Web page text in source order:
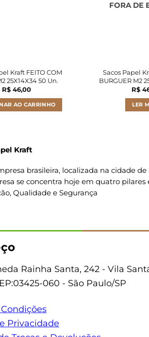
Kraft FEITO COM
25X14X34 50 Un.
R$ 46,00
AO CARRINHO
FORA DE
Sacos Papel
BURGUER M2
R$
LER
Kraft
brasileira, localizada na cidade
se concentra hoje em quatro pilares
Qualidade e Segurança
Rainha Santa, 242 - Vila
060 - São Paulo/SP
Privacidade